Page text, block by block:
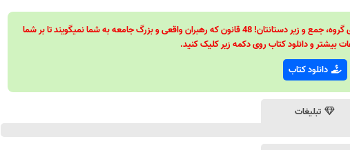
48 قانون قدرت! 48 فرمول برای تسلط کامل بر اطرافیانتان! 48 راه برای رهبری گروه، جمع و زیر دستانتان! 48 قانون که رهبران واقعی و بزرگ جامعه به شما نمیگویند تا بر شما
بیشتر و دانلود کتاب روی دکمه زیر کلیک کنید.
دانلود کتاب
تبلیغات